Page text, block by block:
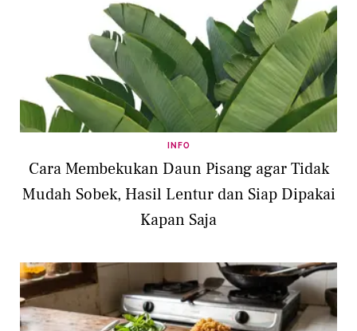
INFO
Cara Membekukan Daun Pisang agar Tidak
Mudah Sobek, Hasil Lentur dan Siap Dipakai
Kapan Saja